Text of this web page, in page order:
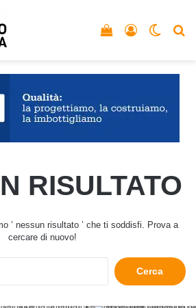
Accedi
Vedi il carrello
RISULTATO
’ nessun risultato ’ che ti soddisfi. Prova a
cercare di nuovo!
Ricerca
per: